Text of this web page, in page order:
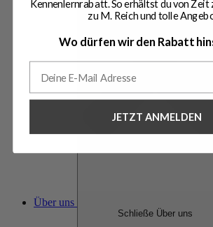
Über uns
Schließe Über uns
Kennenlernrabatt. So erhältst du von
zu M. Reich und tolle
Wo dürfen wir den Rabatt
JETZT ANMELDEN